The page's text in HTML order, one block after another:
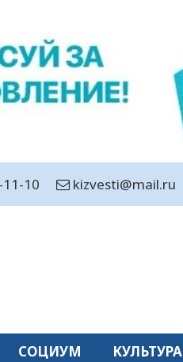
10 kizvesti@mail.ru
СОЦИУМ КУЛЬТУРА